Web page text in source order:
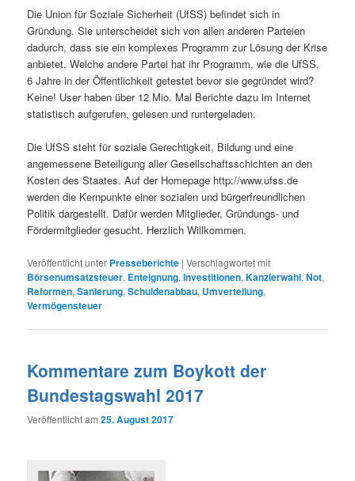
Die Union für Soziale Sicherheit (UfSS) befindet sich in
Gründung. Sie unterscheidet sich von allen anderen Parteien
dadurch, dass sie ein komplexes Programm zur Lösung der Krise
anbietet. Welche andere Partei hat ihr Programm, wie die UfSS,
6 Jahre in der Öffentlichkeit getestet bevor sie gegründet wird?
Keine! User haben über 12 Mio. Mal Berichte dazu im Internet
statistisch aufgerufen, gelesen und runtergeladen.
Die UfSS steht für soziale Gerechtigkeit, Bildung und eine
angemessene Beteiligung aller Gesellschaftsschichten an den
Kosten des Staates. Auf der Homepage http://www.ufss.de
werden die Kernpunkte einer sozialen und bürgerfreundlichen
Politik dargestellt. Dafür werden Mitglieder, Gründungs- und
Fördermitglieder gesucht. Herzlich Willkommen.
Veröffentlicht unter Presseberichte |Verschlagwortet mit
Börsenumsatzsteuer, Enteignung,Investitionen,Kanzlerwahl,Not,
Reformen,Sanierung,Schuldenabbau, Umverteilung,
Vermögensteuer
Kommentare zum Boykott der
Bundestagswahl 2017
Veröffentlicht am25. August 2017